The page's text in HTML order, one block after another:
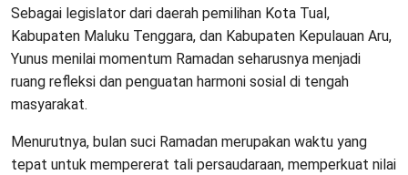
Sebagai legislator dari daerah pemilihan Kota Tual,
Kabupaten Maluku Tenggara, dan Kabupaten Kepulauan Aru,
Yunus menilai momentum Ramadan seharusnya menjadi
ruang refleksi dan penguatan harmoni sosial di tengah
masyarakat.
Menurutnya, bulan suci Ramadan merupakan waktu yang
tepat untuk mempererat tali persaudaraan, memperkuat nilai